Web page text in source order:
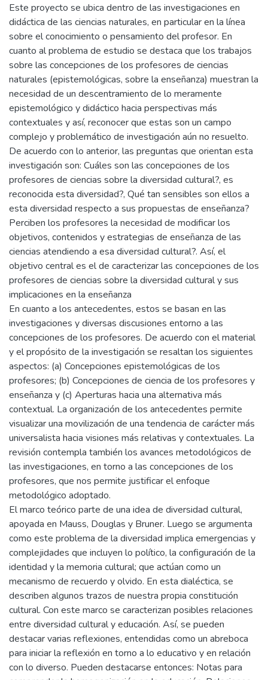
Este proyecto se ubica dentro de las investigaciones en
didáctica de las ciencias naturales, en particular en la línea
sobre el conocimiento o pensamiento del profesor. En
cuanto al problema de estudio se destaca que los trabajos
sobre las concepciones de los profesores de ciencias
naturales (epistemológicas, sobre la enseñanza) muestran la
necesidad de un descentramiento de lo meramente
epistemológico y didáctico hacia perspectivas más
contextuales y así, reconocer que estas son un campo
complejo y problemático de investigación aún no resuelto.
De acuerdo con lo anterior, las preguntas que orientan esta
investigación son: Cuáles son las concepciones de los
profesores de ciencias sobre la diversidad cultural?, es
reconocida esta diversidad?, Qué tan sensibles son ellos a
esta diversidad respecto a sus propuestas de enseñanza?
Perciben los profesores la necesidad de modificar los
objetivos, contenidos y estrategias de enseñanza de las
ciencias atendiendo a esa diversidad cultural?. Así, el
objetivo central es el de caracterizar las concepciones de los
profesores de ciencias sobre la diversidad cultural y sus
implicaciones en la enseñanza
En cuanto a los antecedentes, estos se basan en las
investigaciones y diversas discusiones entorno a las
concepciones de los profesores. De acuerdo con el material
y el propósito de la investigación se resaltan los siguientes
aspectos: (a) Concepciones epistemológicas de los
profesores; (b) Concepciones de ciencia de los profesores y
enseñanza y (c) Aperturas hacia una alternativa más
contextual. La organización de los antecedentes permite
visualizar una movilización de una tendencia de carácter más
universalista hacia visiones más relativas y contextuales. La
revisión contempla también los avances metodológicos de
las investigaciones, en torno a las concepciones de los
profesores, que nos permite justificar el enfoque
metodológico adoptado.
El marco teórico parte de una idea de diversidad cultural,
apoyada en Mauss, Douglas y Bruner. Luego se argumenta
como este problema de la diversidad implica emergencias y
complejidades que incluyen lo político, la configuración de la
identidad y la memoria cultural; que actúan como un
mecanismo de recuerdo y olvido. En esta dialéctica, se
describen algunos trazos de nuestra propia constitución
cultural. Con este marco se caracterizan posibles relaciones
entre diversidad cultural y educación. Así, se pueden
destacar varias reflexiones, entendidas como un abreboca
para iniciar la reflexión en torno a lo educativo y en relación
con lo diverso. Pueden destacarse entonces: Notas para